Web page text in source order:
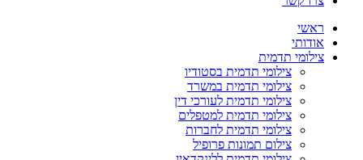
ראשי
אודותי
צילומי תדמית
צילומי תדמית בסטודיו
צילומי תדמית במשרד
צילומי תדמית לעורכי דין
צילומי תדמית למטפלים
צילומי תדמית לחברות
צילום תמונות פרופיל